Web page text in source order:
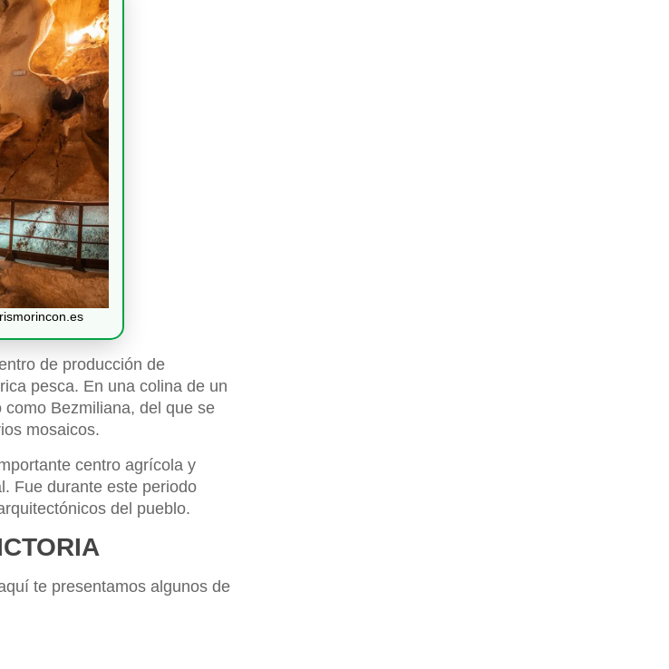
de producción de
pesca. En una colina de un
Bezmiliana, del que se
mosaicos.
centro agrícola y
Fue durante este periodo
del pueblo.
te presentamos algunos de